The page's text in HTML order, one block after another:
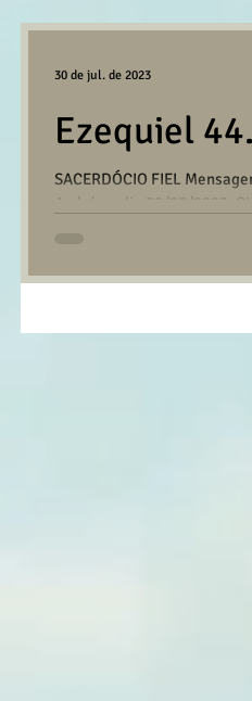
Ezequiel
SACERDÓCIO FIEL
André no dia 30/07/2023.
30 de jul. de 2023